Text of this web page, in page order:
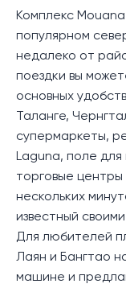
Комплекс
популярном
недалеко от
поездки вы
основных
Таланге,
супермаркеты,
Laguna, поле
торговые
нескольких
известный
Для любителей
Лаян и Бангтао
машине и